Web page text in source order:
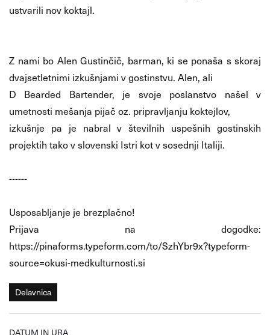
ustvarili nov koktajl.
Z nami bo Alen Gustinčič, barman, ki se ponaša s skoraj
dvajsetletnimi izkušnjami v gostinstvu. Alen, ali
D Bearded Bartender, je svoje poslanstvo našel v
umetnosti mešanja pijač oz. pripravljanju koktejlov,
izkušnje pa je nabral v številnih uspešnih gostinskih
projektih tako v slovenski Istri kot v sosednji Italiji.
------
Usposabljanje je brezplačno!
Prijava na dogodke:
https://pinaforms.typeform.com/to/SzhYbr9x?typeform-
source=okusi-medkulturnosti.si
Delavnica
DATUM IN URA